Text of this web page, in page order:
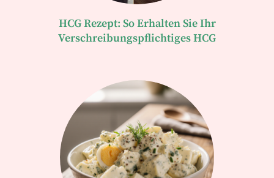
HCG Rezept: So Erhalten Sie Ihr
Verschreibungspflichtiges HCG